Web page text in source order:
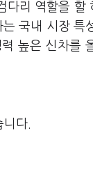
다리 역할을 할
국내 시장 특
높은 신차를
다.